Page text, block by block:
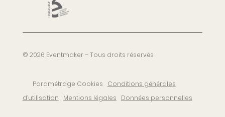
© 2026 Eventmaker – Tous droits réservés
Paramétrage Cookies
Conditions générales
d’utilisation
Mentions légales Données personnelles